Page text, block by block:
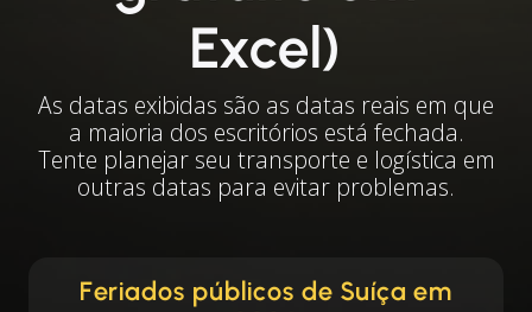
Excel)
As datas exibidas são as datas reais em que
a maioria dos escritórios está fechada.
Tente planejar seu transporte e logística em
outras datas para evitar problemas.
Feriados públicos de Suíça em